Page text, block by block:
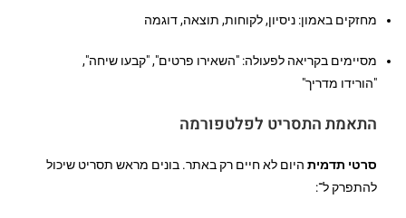
מחזקים באמון: ניסיון, לקוחות, תוצאה, דוגמה
מסיימים בקריאה לפעולה: "השאירו פרטים", "קבעו שיחה",
"הורידו מדריך"
התאמת התסריט לפלטפורמה
סרטי תדמית היום לא חיים רק באתר. בונים מראש תסריט שיכול
להתפרק ל־: